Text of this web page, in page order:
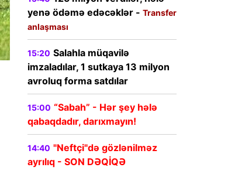
yenə ödəmə edəcəklər - Transfer
anlaşması
15:20 Salahla müqavilə
imzaladılar, 1 sutkaya 13 milyon
avroluq forma satdılar
15:00 “Sabah” - Hər şey hələ
qabaqdadır, darıxmayın!
14:40 "Neftçi"də gözlənilməz
ayrılıq - SON DƏQİQƏ